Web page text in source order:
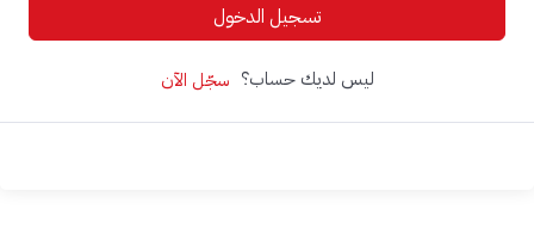
تسجيل الدخول
ليس لديك حساب؟ سجّل الآن